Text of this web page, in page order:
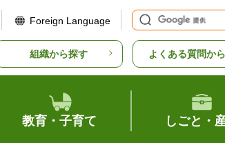
Foreign Language
組織から探す よくある質問か
教育・子育て しごと・